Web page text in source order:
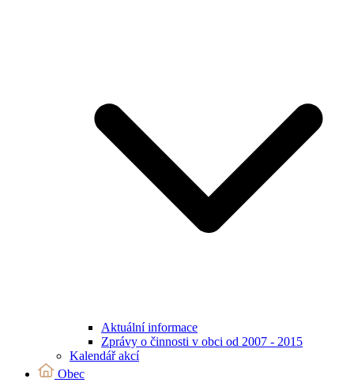
Aktuální informace
Zprávy o činnosti v obci od 2007 - 2015
Kalendář akcí
Obec